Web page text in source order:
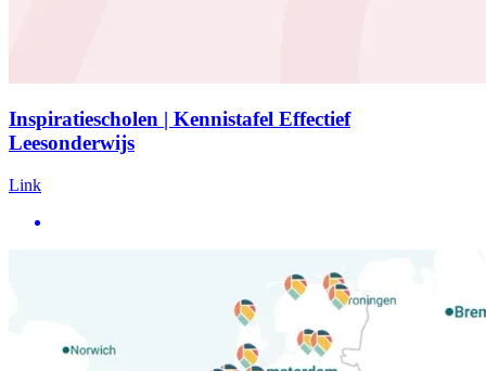
Inspiratiescholen | Kennistafel Effectief
Leesonderwijs
Link